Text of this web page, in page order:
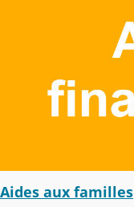
Aides aux familles